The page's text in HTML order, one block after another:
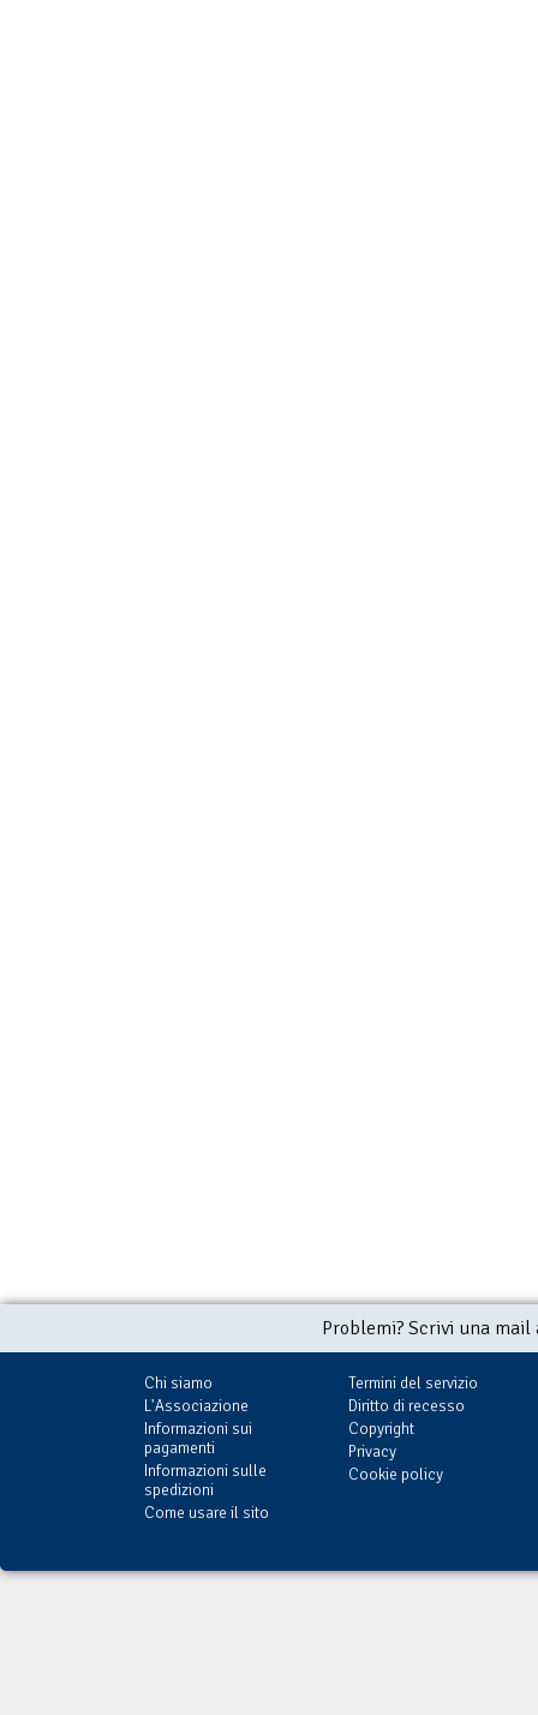
Problemi? Scrivi una
Chi siamo
L'Associazione
Informazioni sui
pagamenti
Informazioni sulle
spedizioni
Come usare il sito
Termini del servizio
Diritto di recesso
Copyright
Privacy
Cookie policy